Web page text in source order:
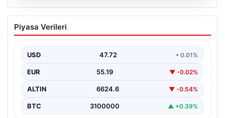
09.08.2026
Avusturya Şansölyesi Christian
Stocker Türkiye’ye Resmi Ziyarette
Türkiye ile Avusturya arasındaki diplomatik ilişkiler hız
görüşmelerin…
Piyasa Verileri
USD 47.72 • 0.01%
EUR 55.19 ▼ -0.02%
ALTIN 6624.6 ▼ -0.54%
BTC 3100000 ▲ +0.39%